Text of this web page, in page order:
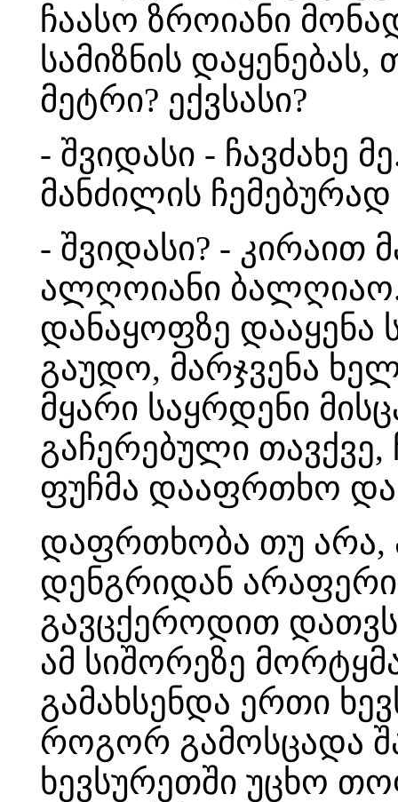
ჩაასო ზროიანი
სამიზნის
მეტრი? ექვსასი?
- შვიდასი - ჩავძახე
მანძილის
- შვიდასი? - კირაით
ალღოიანი ბალღიაო.
დანაყოფზე დააყენა
გაუდო, მარჯვენა
მყარი საყრდენი
გაჩერებული
ფუჩმა დააფრთხო და
დაფრთხობა თუ არა,
დენგრიდან არაფერი
გავცქეროდით
ამ სიშორეზე
გამახსენდა ერთი
როგორ გამოსცადა
ხევსურეთში უცხო